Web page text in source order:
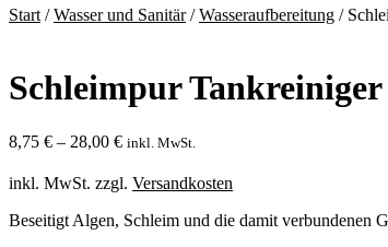
Start /Wasser und Sanitär/Wasseraufbereitung /
Schleimpur Tankreiniger
8,75 € – 28,00 € inkl. MwSt.
inkl. MwSt. zzgl. Versandkosten
Beseitigt Algen, Schleim und die damit verbundenen